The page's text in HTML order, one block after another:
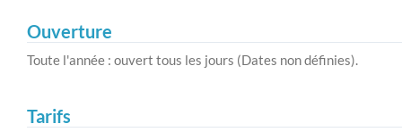
Ouverture
Toute l'année : ouvert tous les jours (Dates non définies).
Tarifs